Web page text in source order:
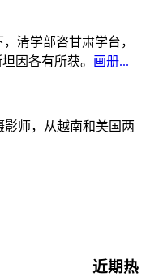
清学部咨甘肃学台，
因各有所获。 画册...
影师，从越南和美国两
近期热